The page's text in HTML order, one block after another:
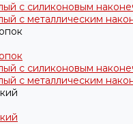
с силиконовым
с металлическим
с силиконовым
с металлическим